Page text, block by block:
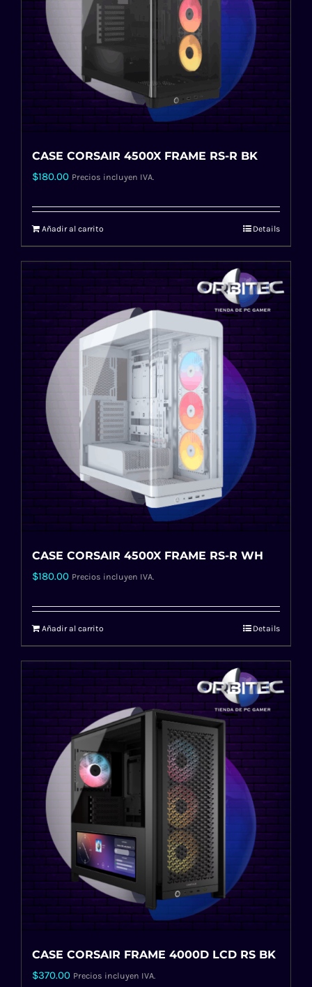
CASE CORSAIR 4500X FRAME RS-R BK
$180.00 Precios incluyen IVA.
Añadir al carrito Details
CASE CORSAIR 4500X FRAME RS-R WH
$180.00 Precios incluyen IVA.
Añadir al carrito Details
CASE CORSAIR FRAME 4000D LCD RS BK
$370.00 Precios incluyen IVA.